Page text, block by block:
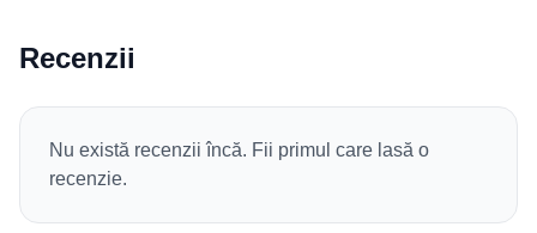
Recenzii
Nu există recenzii încă. Fii primul care lasă o
recenzie.